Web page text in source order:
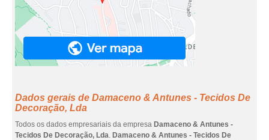
Dados gerais de Damaceno & Antunes - Tecidos De
Decoração, Lda
Todos os dados empresariais da empresa Damaceno & Antunes -
Tecidos De Decoração, Lda. Damaceno & Antunes - Tecidos De